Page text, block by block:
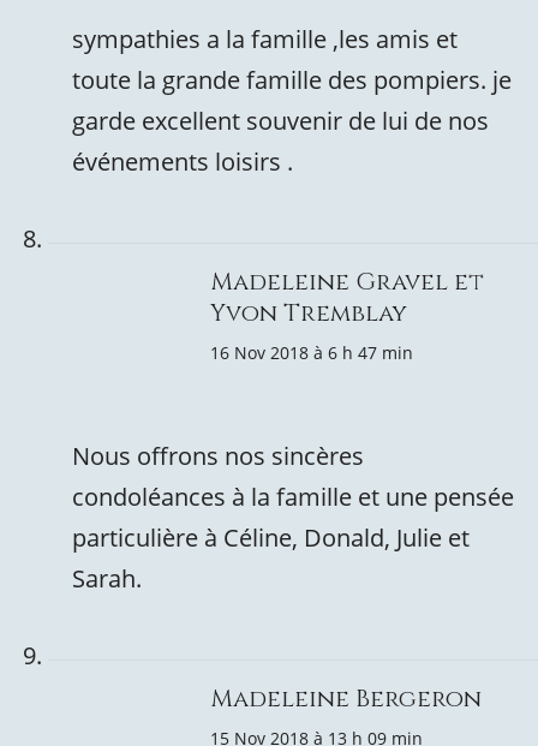
sympathies a la famille ,les amis et
toute la grande famille des pompiers. je
garde excellent souvenir de lui de nos
événements loisirs .
Madeleine Gravel et
Yvon Tremblay
16 Nov 2018 à 6 h 47 min
Nous offrons nos sincères
condoléances à la famille et une pensée
particulière à Céline, Donald, Julie et
Sarah.
Madeleine Bergeron
15 Nov 2018 à 13 h 09 min